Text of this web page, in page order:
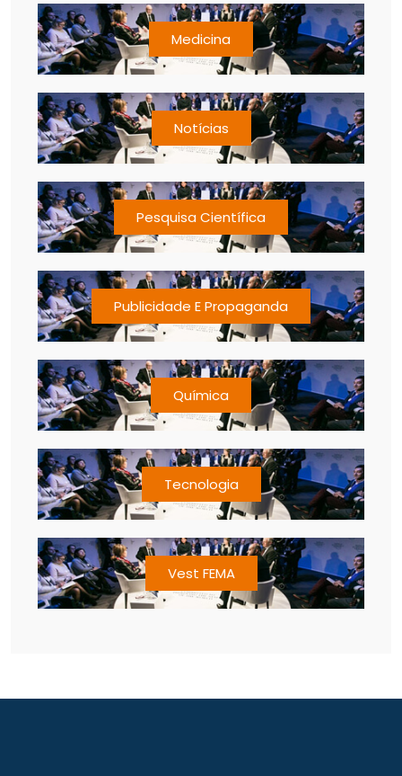
Medicina
Notícias
Pesquisa Científica
Publicidade E Propaganda
Química
Tecnologia
Vest FEMA